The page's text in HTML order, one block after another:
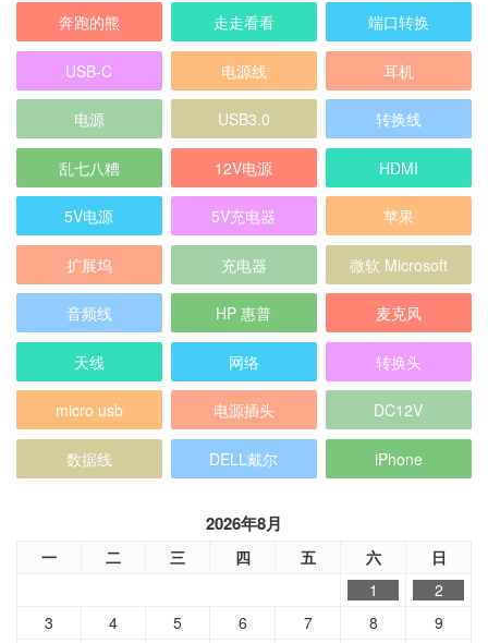
奔跑的熊 走走看看 端口转换
USB-C 电源线 耳机
电源 USB3.0 转换线
乱七八糟 12V电源 HDMI
5V电源 5V充电器 苹果
扩展坞 充电器 微软 Microsoft
音频线 HP 惠普 麦克风
天线 网络 转换头
micro usb 电源插头 DC12V
数据线 DELL戴尔 iPhone
2026年8月
一 二 三 四 五 六 日
1
2
3
4 5 6 7 8
9